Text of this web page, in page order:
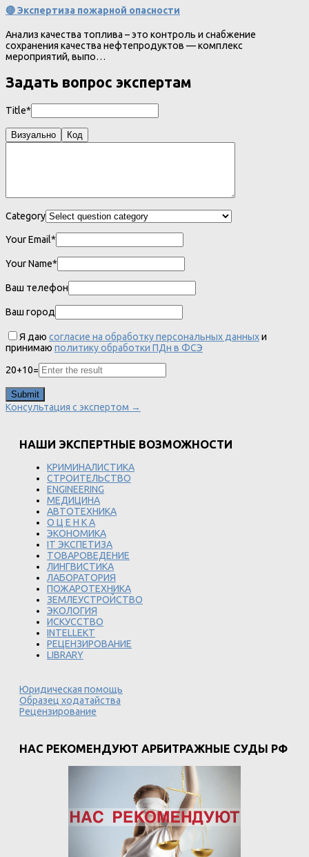
🔴 Экспертиза пожарной опасности
Анализ качества топлива – это контроль и снабжение
сохранения качества нефтепродуктов — комплекс
мероприятий, выпо…
Задать вопрос экспертам
Title*
Визуально Код
Category
Your Email*
Your Name*
Ваш телефон
Ваш город
Я даю согласие на обработку персональных данныхи
принимаю политику обработки ПДн в ФСЭ
20+10=
Консультация с экспертом →
НАШИ ЭКСПЕРТНЫЕ ВОЗМОЖНОСТИ
КРИМИНАЛИСТИКА
СТРОИТЕЛЬСТВО
ENGINEERING
МЕДИЦИНА
АВТОТЕХНИКА
О Ц Е Н К А
ЭКОНОМИКА
IT ЭКСПЕТИЗА
ТОВАРОВЕДЕНИЕ
ЛИНГВИСТИКА
ЛАБОРАТОРИЯ
ПОЖАРОТЕХНИКА
ЗЕМЛЕУСТРОЙСТВО
ЭКОЛОГИЯ
ИСКУССТВО
INTELLEKT
РЕЦЕНЗИРОВАНИЕ
LIBRARY
Юридическая помощь
Образец ходатайства
Рецензирование
НАС РЕКОМЕНДУЮТ АРБИТРАЖНЫЕ СУДЫ РФ